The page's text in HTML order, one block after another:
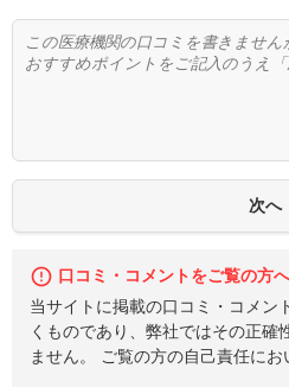
口コミ・コメントをご覧の方へ
当サイトに掲載の口コミ・コメン
くものであり、弊社ではその正確
ません。 ご覧の方の自己責任にお